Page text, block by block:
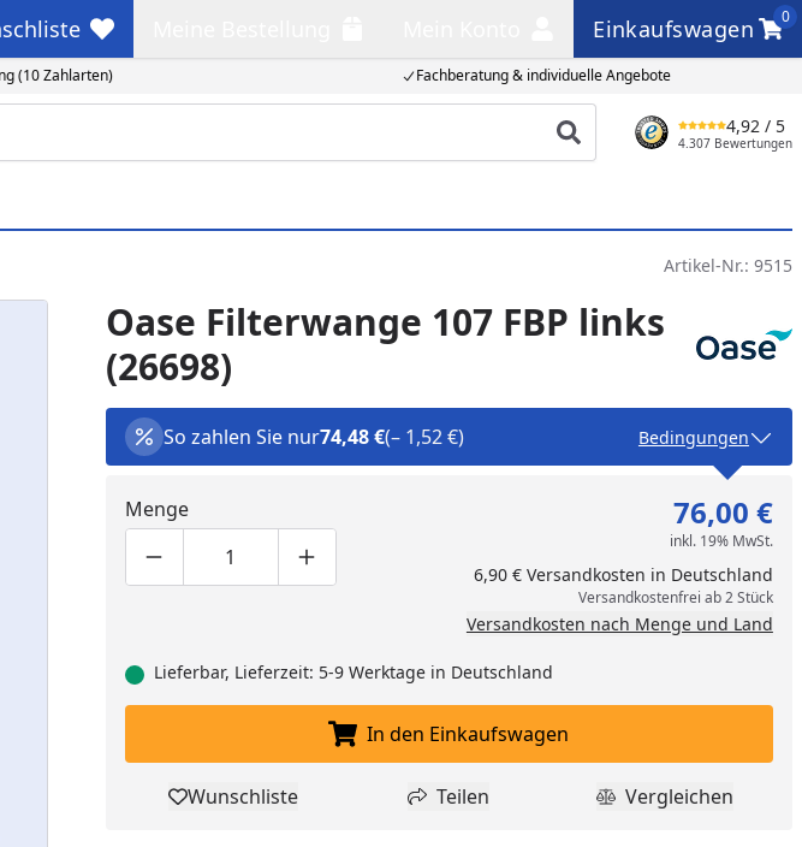
(10 Zahlarten) Fachberatung & individuelle Angebote
Einkaufswagen
0
Einkaufswagen
Produkt suchen
4,92 / 5
4.307 Bewertungen
Artikel-Nr.: 9515
Oase Filterwange 107 FBP links
(26698)
So zahlen Sie nur74,48 €(– 1,52 €) Bedingungen
Menge
Produktmenge um eins verringern
Produktmenge manuell eingeben
Produktmenge um eins erhöhen
76,00 €
inkl. 19% MwSt.
6,90 € Versandkosten in Deutschland
Versandkostenfrei ab 2 Stück
Versandkosten nach Menge und Land
Lieferbar, Lieferzeit: 5-9 Werktage in Deutschland
In den Einkaufswagen legen
In den Einkaufswagen
Produkt zur Wunschliste hinzufügen
Wunschliste Teilen
Teilen Produkt
Vergleichen